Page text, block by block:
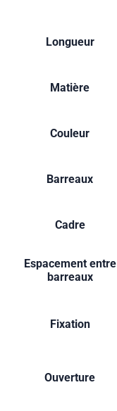
Longueur
Matière
Couleur
Barreaux
Cadre
Espacement entre
barreaux
Fixation
Ouverture